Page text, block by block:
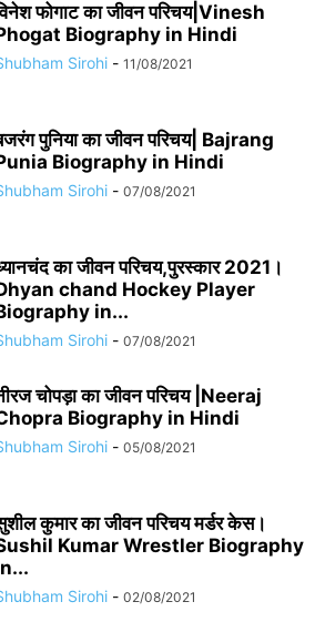
फोगाट का जीवन परिचय|Vinesh
Biography in Hindi
Sirohi - 11/08/2021
पुनिया का जीवन परिचय| Bajrang
Biography in Hindi
Sirohi - 07/08/2021
का जीवन परिचय,पुरस्कार 2021।
chand Hockey Player
in...
Sirohi - 07/08/2021
चोपड़ा का जीवन परिचय |Neeraj
Biography in Hindi
Sirohi - 05/08/2021
कुमार का जीवन परिचय मर्डर केस।
Kumar Wrestler Biography
Sirohi - 02/08/2021